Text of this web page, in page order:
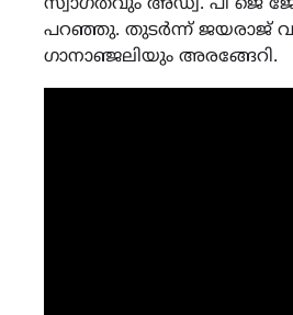
പറഞ്ഞു. തുടർന്ന് ജയരാജ്
ഗാനാഞ്ജലിയും അരങ്ങേറി.